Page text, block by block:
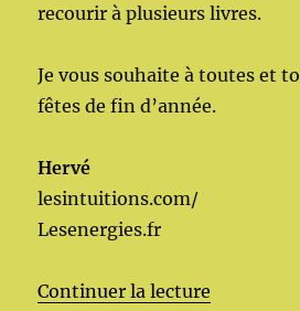
recourir à plusieurs livres.
Je vous souhaite à toutes et
fêtes de fin d’année.
Hervé
lesintuitions.com/
Lesenergies.fr
Continuer la lecture